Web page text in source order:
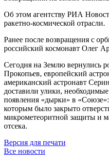
Об этом агентству РИА
ракетно-космической отрасли.
Ранее после возвращения с
российский космонавт Олег
Сегодня на Землю вернулись
Прокопьев, европейский
американский астронавт
доставили улики,
появления «дырки» в
которым было закрыто
микрометеоритной защиты и
отсека.
Версия для печати
Все новости